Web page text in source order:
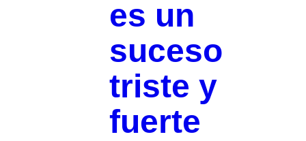
es un
suceso
triste y
fuerte